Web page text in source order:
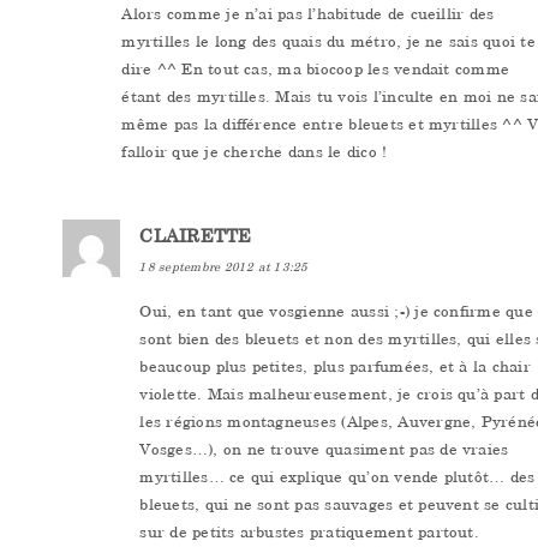
Alors comme je n’ai pas l’habitude de cueillir des
myrtilles le long des quais du métro, je ne sais quoi te
dire ^^ En tout cas, ma biocoop les vendait comme
étant des myrtilles. Mais tu vois l’inculte en moi ne
même pas la différence entre bleuets et myrtilles ^^
falloir que je cherche dans le dico !
CLAIRETTE
18 septembre 2012 at 13:25
Oui, en tant que vosgienne aussi ;-) je confirme que
sont bien des bleuets et non des myrtilles, qui elles
beaucoup plus petites, plus parfumées, et à la chair
violette. Mais malheureusement, je crois qu’à part
les régions montagneuses (Alpes, Auvergne,
Vosges…), on ne trouve quasiment pas de vraies
myrtilles… ce qui explique qu’on vende plutôt… des
bleuets, qui ne sont pas sauvages et peuvent se
sur de petits arbustes pratiquement partout.